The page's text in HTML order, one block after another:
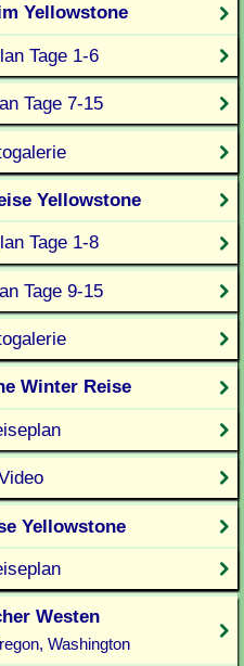
Yellowstone
Tage 1-6
Tage 7-15
Yellowstone
Tage 1-8
Tage 9-15
Winter Reise
Yellowstone
Westen
Washington